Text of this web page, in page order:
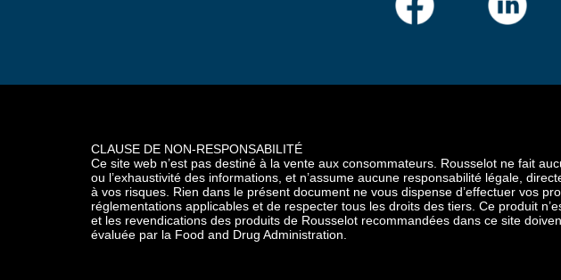
CLAUSE DE NON-RESPONSABILITÉ
Ce site web n’est pas destiné à la vente aux consommateurs. Rousselot ne fait
ou l’exhaustivité des informations, et n’assume aucune responsabilité légale,
à vos risques. Rien dans le présent document ne vous dispense d’effectuer vos
réglementations applicables et de respecter tous les droits des tiers. Ce produit
et les revendications des produits de Rousselot recommandées dans ce site
évaluée par la Food and Drug Administration.